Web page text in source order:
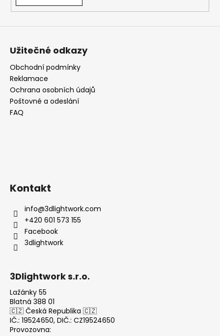
Užitečné odkazy
Obchodní podmínky
Reklamace
Ochrana osobních údajů
Poštovné a odeslání
FAQ
Kontakt
info@3dlightwork.com
+420 601 573 155
Facebook
3dlightwork
3Dlightwork s.r.o.
Lažánky 55
Blatná 388 01
🇨🇿 Česká Republika 🇨🇿
IČ.: 19524650, DIČ.: CZ19524650
Provozovna: